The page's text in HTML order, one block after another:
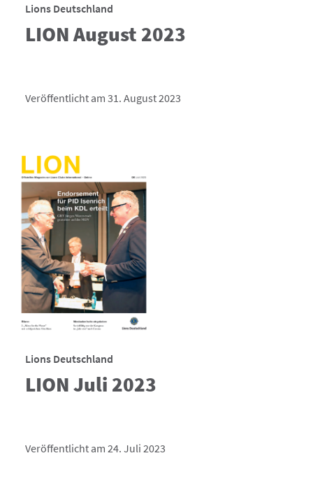
Lions Deutschland
LION August 2023
Veröffentlicht am 31. August 2023
Lions Deutschland
LION Juli 2023
Veröffentlicht am 24. Juli 2023